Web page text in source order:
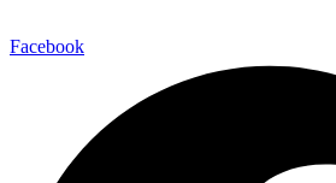
Facebook